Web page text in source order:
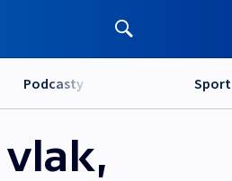
Podcasty Sport